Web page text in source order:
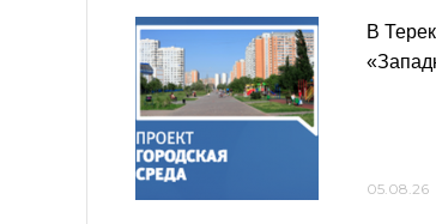
В
05.08.26